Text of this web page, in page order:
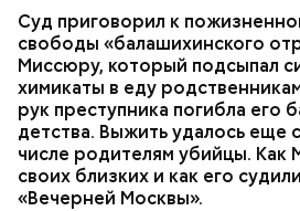
Суд приговорил к
свободы «балашихинского
Миссюру, который подсыпал
химикаты в еду
рук преступника погибла его
детства. Выжить удалось еще
числе родителям убийцы. Как
своих близких и как его
«Вечерней Москвы».